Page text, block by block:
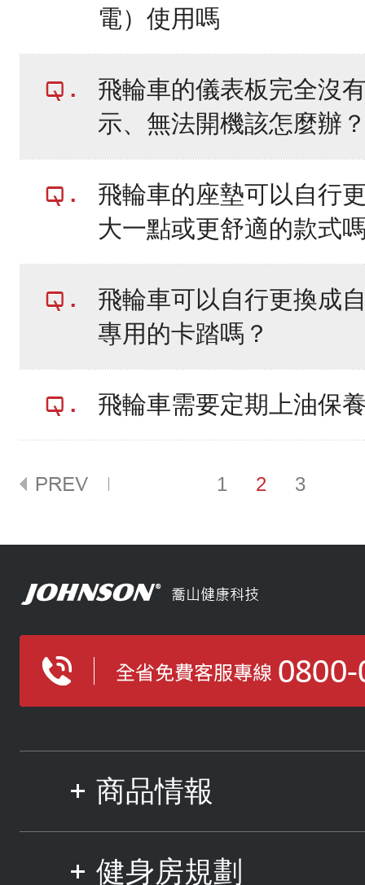
電）使用嗎
飛輪車的儀表板完全沒
示、無法開機該怎麼辦
飛輪車的座墊可以自行
大一點或更舒適的款式
飛輪車可以自行更換成
專用的卡踏嗎？
飛輪車需要定期上油保
1 2 3
商品情報
健身房規劃